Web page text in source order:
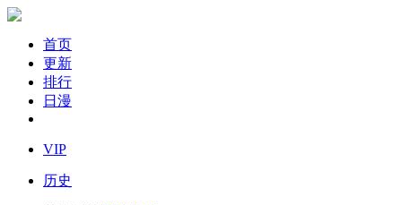
首页
更新
排行
日漫
VIP
历史